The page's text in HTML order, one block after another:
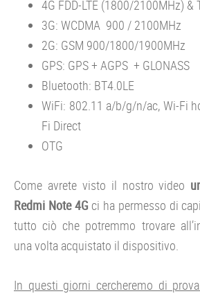
4G FDD-LTE (1800/2100MHz) &
3G: WCDMA 900 / 2100MHz
2G: GSM 900/1800/1900MHz
GPS: GPS + AGPS + GLONASS
Bluetooth: BT4.0LE
WiFi: 802.11 a/b/g/n/ac, Wi-Fi
Fi Direct
OTG
Come avrete visto il nostro video
Redmi Note 4G ci ha permesso di
tutto ciò che potremmo trovare
una volta acquistato il dispositivo.
In questi giorni cercheremo di